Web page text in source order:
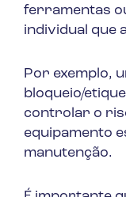
ferramentas
individual que
Por exemplo,
bloqueio/
controlar o
equipamento
manutenção.